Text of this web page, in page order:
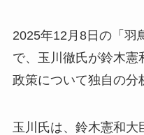
2025年12月8日の「羽
で、玉川徹氏が鈴木憲
政策について独自の分
玉川氏は、鈴木憲和大